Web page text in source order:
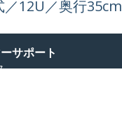
12U／奥行35cm
サポート